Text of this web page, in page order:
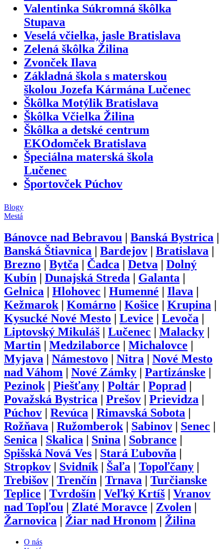
Valentinka Súkromná škôlka
Stupava
Veselá včielka, jasle Bratislava
Zelená škôlka Žilina
Zvonček Ilava
Základná škola s materskou
školou Jozefa Kármána Lučenec
Škôlka Motýlik Bratislava
Škôlka Včielka Žilina
Škôlka a detské centrum
EKOdomček Bratislava
Špeciálna materská škola
Lučenec
Športovček Púchov
Blogy
Mestá
Bánovce nad Bebravou | Banská Bystrica |
Banská Štiavnica | Bardejov | Bratislava |
Brezno | Bytča | Čadca | Detva | Dolný
Kubín | Dunajská Streda | Galanta |
Gelnica | Hlohovec | Humenné | Ilava |
Kežmarok | Komárno | Košice | Krupina |
Kysucké Nové Mesto | Levice | Levoča |
Liptovský Mikuláš | Lučenec | Malacky |
Martin | Medzilaborce | Michalovce |
Myjava | Námestovo | Nitra | Nové Mesto
nad Váhom | Nové Zámky | Partizánske |
Pezinok | Piešťany | Poltár | Poprad |
Považská Bystrica | Prešov | Prievidza |
Púchov | Revúca | Rimavská Sobota |
Rožňava | Ružomberok | Sabinov | Senec |
Senica | Skalica | Snina | Sobrance |
Spišská Nová Ves | Stará Ľubovňa |
Stropkov | Svidník | Šaľa | Topoľčany |
Trebišov | Trenčín | Trnava | Turčianske
Teplice | Tvrdošín | Veľký Krtíš | Vranov
nad Topľou | Zlaté Moravce | Zvolen |
Žarnovica | Žiar nad Hronom | Žilina
O nás